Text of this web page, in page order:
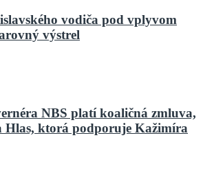
vodiča pod vplyvom
výstrel
NBS platí koaličná zmluva,
Hlas, ktorá podporuje Kažimíra